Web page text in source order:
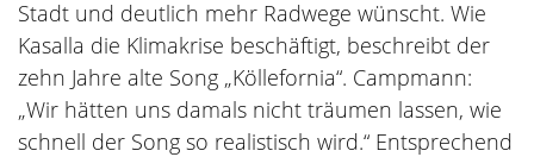
Stadt und deutlich mehr Radwege wünscht. Wie
Kasalla die Klimakrise beschäftigt, beschreibt der
zehn Jahre alte Song „Köllefornia“. Campmann:
„Wir hätten uns damals nicht träumen lassen, wie
schnell der Song so realistisch wird.“ Entsprechend